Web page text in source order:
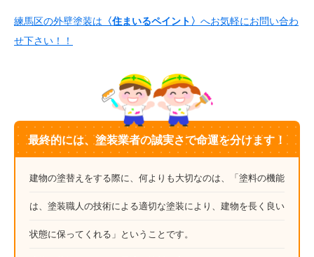
練馬区の外壁塗装は 〈住まいるペイント〉 へお気軽にお問い合わ
せ下さい！！
最終的には、塗装業者の誠実さで命運を分けます！
建物の塗替えをする際に、何よりも大切なのは、「塗料の機能
は、塗装職人の技術による適切な塗装により、建物を長く良い
状態に保ってくれる」ということです。